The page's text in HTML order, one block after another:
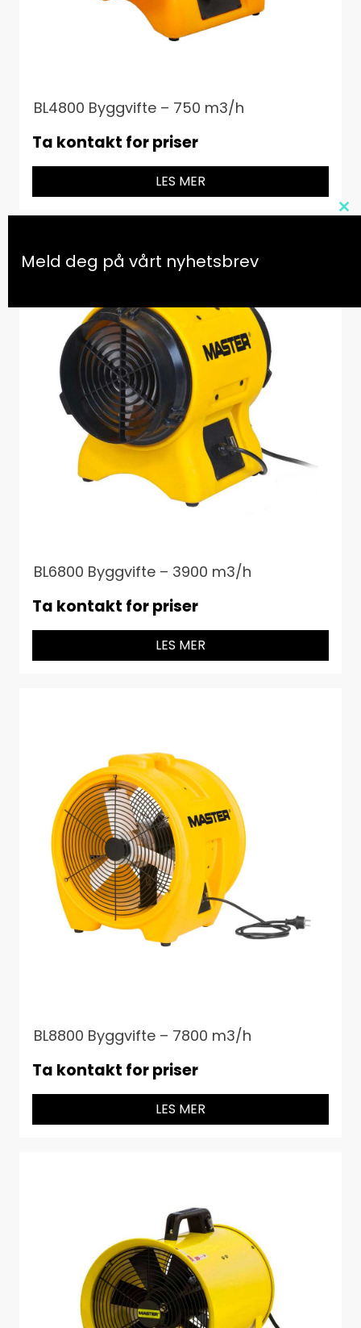
BL4800 Byggvifte – 750 m3/h
Ta kontakt for priser
LES MER
BL6800 Byggvifte – 3900 m3/h
Ta kontakt for priser
LES MER
BL8800 Byggvifte – 7800 m3/h
Ta kontakt for priser
LES MER
Meld deg på vårt nyhetsbrev